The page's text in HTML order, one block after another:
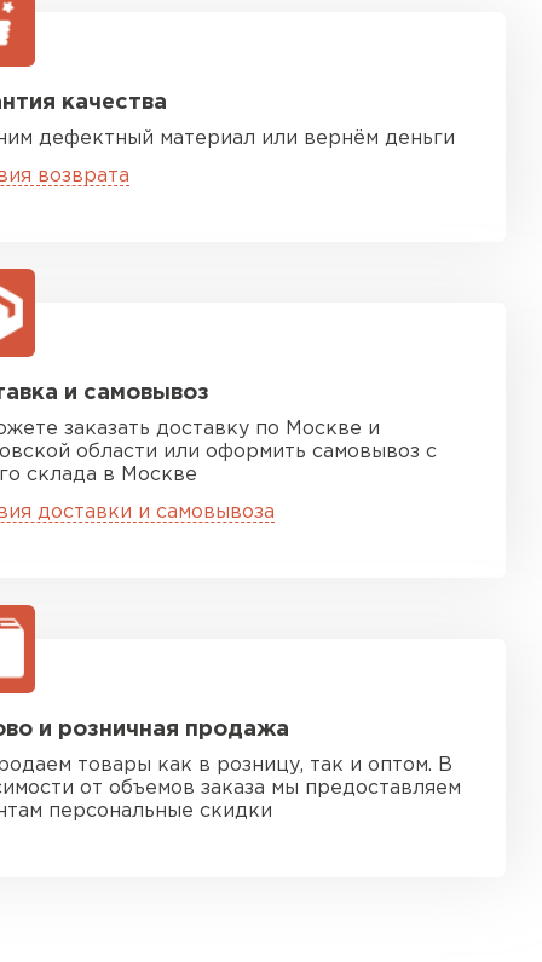
качества
дефектный материал или вернём деньги
возврата
и самовывоз
заказать доставку по Москве и
области или оформить самовывоз с
склада в Москве
доставки и самовывоза
и розничная продажа
товары как в розницу, так и оптом. В
от объемов заказа мы предоставляем
персональные скидки